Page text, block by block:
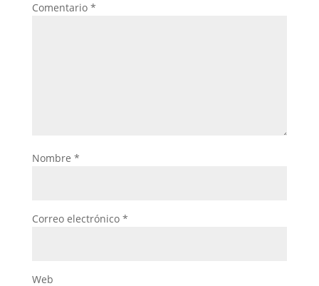
Comentario *
Nombre *
Correo electrónico *
Web